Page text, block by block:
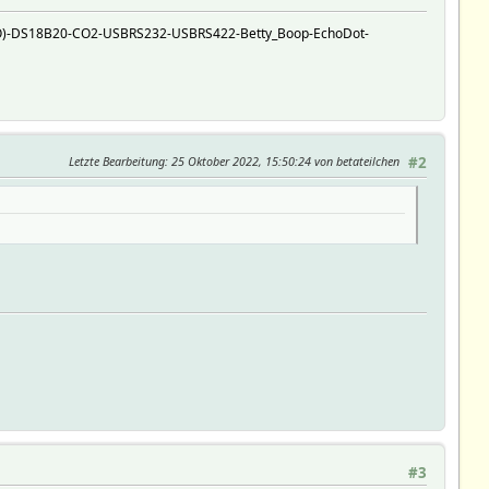
DS18B20-CO2-USBRS232-USBRS422-Betty_Boop-EchoDot-
#2
Letzte Bearbeitung: 25 Oktober 2022, 15:50:24 von betateilchen
#3